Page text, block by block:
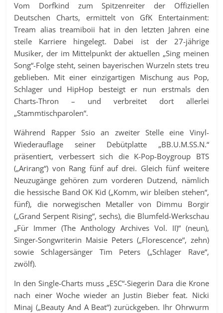
Vom Dorfkind zum Spitzenreiter der Offiziellen
Deutschen Charts, ermittelt von GfK Entertainment:
Tream alias treamiboii hat in den letzten Jahren eine
steile Karriere hingelegt. Dabei ist der 27-jährige
Musiker, der im Mittelpunkt der aktuellen „Sing meinen
Song“-Folge steht, seinen bayerischen Wurzeln stets treu
geblieben. Mit einer einzigartigen Mischung aus Pop,
Schlager und HipHop besteigt er nun erstmals den
Charts-Thron – und verbreitet dort allerlei
„Stammtischparolen“.
Während Rapper Ssio an zweiter Stelle eine Vinyl-
Wiederauflage seiner Debütplatte „BB.U.M.SS.N.“
präsentiert, verbessert sich die K-Pop-Boygroup BTS
(„Arirang“) von Rang fünf auf drei. Gleich fünf weitere
Neuzugänge gehören zum vorderen Dutzend, nämlich
die hessische Band OK Kid („Komm, wir bleiben stehen“,
fünf), die norwegischen Metaller von Dimmu Borgir
(„Grand Serpent Rising“, sechs), die Blumfeld-Werkschau
„Für Immer (The Anthology Archives Vol. II)“ (neun),
Singer-Songwriterin Maisie Peters („Florescence“, zehn)
sowie Schlagersänger Tim Peters („Schlager Rave“,
zwölf).
In den Single-Charts muss „ESC“-Siegerin Dara die Krone
nach einer Woche wieder an Justin Bieber feat. Nicki
Minaj („Beauty And A Beat“) zurückgeben. Ihr Ohrwurm